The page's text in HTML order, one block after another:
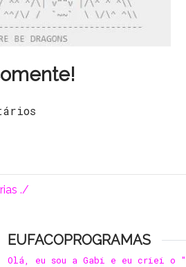
./
EUFACOPROGRAMAS
Olá, eu sou a Gabi e eu criei o